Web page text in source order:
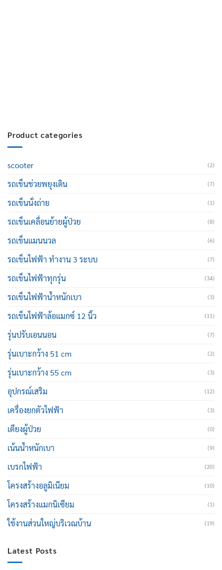
Product categories
scooter (2)
รถเข็นช่วยพยุงเดิน (7)
รถเข็นนั่งถ่าย (1)
รถเข็นเคลื่อนย้ายผู้ป่วย (8)
รถเข็นแมนนวล (6)
รถเข็นไฟฟ้า ทำงาน 3 ระบบ (7)
รถเข็นไฟฟ้าทุกรุ่น (34)
รถเข็นไฟฟ้าน้ำหนักเบา (3)
รถเข็นไฟฟ้าล้อแมกซ์ 12 นิ้ว (11)
รุ่นปรับเอนนอน (7)
รุ่นเบาะกว้าง 51 cm (2)
รุ่นเบาะกว้าง 55 cm (3)
อุปกรณ์เสริม (12)
เครื่องยกตัวไฟฟ้า (3)
เตียงผู้ป่วย (0)
เน้นน้ำหนักเบา (9)
เบรกไฟฟ้า (20)
โครงสร้างอลูมิเนียม (10)
โครงสร้างแมกนิเซียม (1)
ใช้งานส่วนใหญ่บริเวณบ้าน (19)
Latest Posts